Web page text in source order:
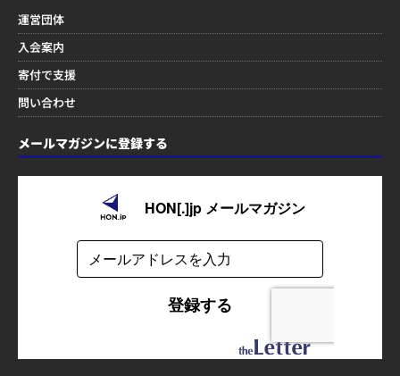
運営団体
入会案内
寄付で支援
問い合わせ
メールマガジンに登録する